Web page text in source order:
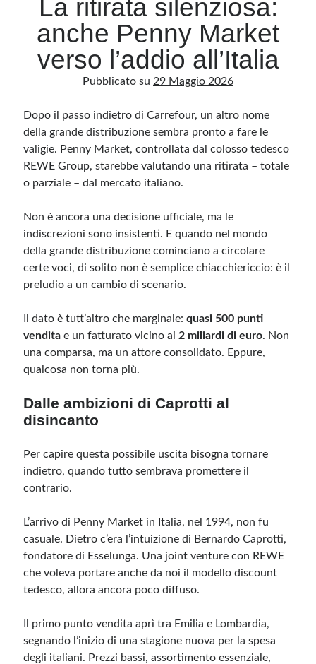
Archivio
Archivi
Categorie
Categorie
senza alcuna periodicità. Non può pertanto considerarsi un prodotto editoriale ai
sensi della legge n· 62 del 7.03.2001. L’autore non è responsabile di quanto
pubblicato dai lettori nei commenti ai vari post. Saranno comunque cancellati quelli
ritenuti offensivi o lesivi dell’immagine o dell’onorabilità di terzi, di genere spam,
razzisti o che contengano dati personali non conformi al rispetto delle norme sulla
privacy. Alcune immagini inserite in questo blog sono tratte da Internet e, pertanto,
considerate di pubblico dominio. Qualora la loro pubblicazione violasse eventuali
immediatamente rimosse. L’autore del blog non è responsabile dei siti collegati
Meta
Accedi
Feed dei commenti
WordPress.org
La ritirata silenziosa:
anche Penny Market
verso l’addio all’Italia
Pubblicato su 29 Maggio 2026
Dopo il passo indietro di Carrefour, un altro nome
della grande distribuzione sembra pronto a fare le
valigie. Penny Market, controllata dal colosso tedesco
REWE Group, starebbe valutando una ritirata – totale
o parziale – dal mercato italiano.
Non è ancora una decisione ufficiale, ma le
indiscrezioni sono insistenti. E quando nel mondo
della grande distribuzione cominciano a circolare
certe voci, di solito non è semplice chiacchiericcio: è il
preludio a un cambio di scenario.
Il dato è tutt’altro che marginale:quasi 500 punti
vendita e un fatturato vicino ai 2 miliardi di euro. Non
una comparsa, ma un attore consolidato. Eppure,
qualcosa non torna più.
Dalle ambizioni di Caprotti al
disincanto
Per capire questa possibile uscita bisogna tornare
indietro, quando tutto sembrava promettere il
contrario.
L’arrivo di Penny Market in Italia, nel 1994, non fu
casuale. Dietro c’era l’intuizione di Bernardo Caprotti,
fondatore di Esselunga. Una joint venture con REWE
che voleva portare anche da noi il modello discount
tedesco, allora ancora poco diffuso.
Il primo punto vendita aprì tra Emilia e Lombardia,
segnando l’inizio di una stagione nuova per la spesa
degli italiani. Prezzi bassi, assortimento essenziale,